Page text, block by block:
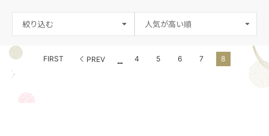
絞り込む
FIRST PREV ... 4 5 6 7 8